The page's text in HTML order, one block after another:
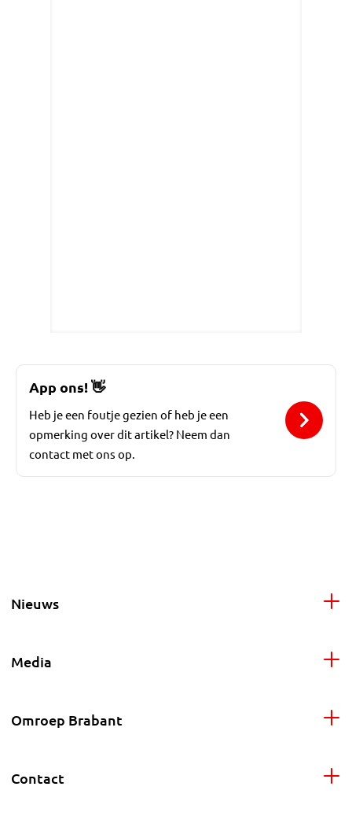
App ons! 👋
Heb je een foutje gezien of heb je een
opmerking over dit artikel? Neem dan
contact met ons op.
Nieuws
Media
Omroep Brabant
Contact